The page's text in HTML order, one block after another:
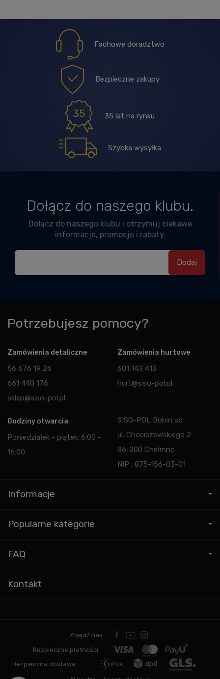
Fachowe doradztwo
Bezpieczne zakupy
35 lat na rynku
Szybka wysyłka
Dołącz do naszego klubu.
Dołącz do naszego klubu i otrzymuj ciekawe
informacje, promocje i rabaty.
Potrzebujesz pomocy?
Zamówienia detaliczne
56 676 19 26
661 440 176
sklep@siso-pol.pl
Zamówienia hurtowe
601 143 413
hurt@siso-pol.pl
Godziny otwarcia
Poniedziałek - piątek: 6:00 -
16:00
SISO-POL Bobin sc
ul. Chociszewskiego 2
86-200 Chełmno
NIP : 875-156-03-01
Informacje
Popularne kategorie
FAQ
Kontakt
Znajdź nas
Bezpieczne płatności
Bezpieczna dostawa